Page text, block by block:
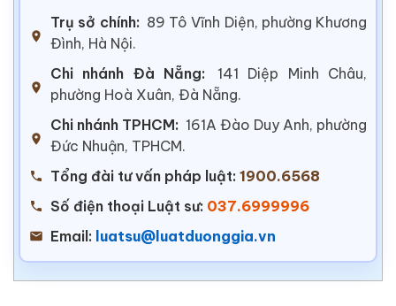
Trụ sở chính: 89 Tô Vĩnh Diện, phường Khương
Đình, Hà Nội.
Chi nhánh Đà Nẵng:
141 Diệp Minh Châu,
phường Hoà Xuân, Đà Nẵng.
Chi nhánh TPHCM: 161A Đào Duy Anh, phường
Đức Nhuận, TPHCM.
Tổng đài tư vấn pháp luật: 1900.6568
Số điện thoại Luật sư: 037.6999996
Email: luatsu@luatduonggia.vn